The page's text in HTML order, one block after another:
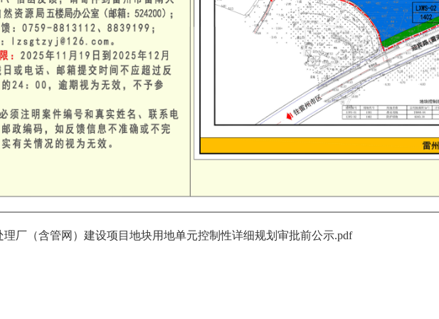
理厂（含管网）建设项目地块用地单元控制性详细规划审批前公示.pdf